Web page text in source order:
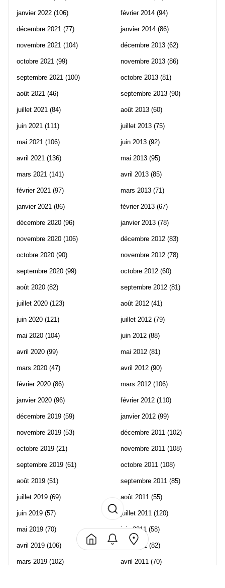
janvier 2022 (106)
décembre 2021 (77)
novembre 2021 (104)
octobre 2021 (99)
septembre 2021 (100)
août 2021 (46)
juillet 2021 (84)
juin 2021 (111)
mai 2021 (106)
avril 2021 (136)
mars 2021 (141)
février 2021 (97)
janvier 2021 (86)
décembre 2020 (96)
novembre 2020 (106)
octobre 2020 (90)
septembre 2020 (99)
août 2020 (82)
juillet 2020 (123)
juin 2020 (121)
mai 2020 (104)
avril 2020 (99)
mars 2020 (47)
février 2020 (86)
janvier 2020 (96)
décembre 2019 (59)
novembre 2019 (53)
octobre 2019 (21)
septembre 2019 (61)
août 2019 (51)
juillet 2019 (69)
juin 2019 (57)
mai 2019 (70)
avril 2019 (106)
mars 2019 (102)
février 2014 (94)
janvier 2014 (86)
décembre 2013 (62)
novembre 2013 (86)
octobre 2013 (81)
septembre 2013 (90)
août 2013 (60)
juillet 2013 (75)
juin 2013 (92)
mai 2013 (95)
avril 2013 (85)
mars 2013 (71)
février 2013 (67)
janvier 2013 (78)
décembre 2012 (83)
novembre 2012 (78)
octobre 2012 (60)
septembre 2012 (81)
août 2012 (41)
juillet 2012 (79)
juin 2012 (88)
mai 2012 (81)
avril 2012 (90)
mars 2012 (106)
février 2012 (110)
janvier 2012 (99)
décembre 2011 (102)
novembre 2011 (108)
octobre 2011 (108)
septembre 2011 (85)
août 2011 (55)
juillet 2011 (120)
juin 2011 (58)
mai 2011(82)
avril 2011 (70)